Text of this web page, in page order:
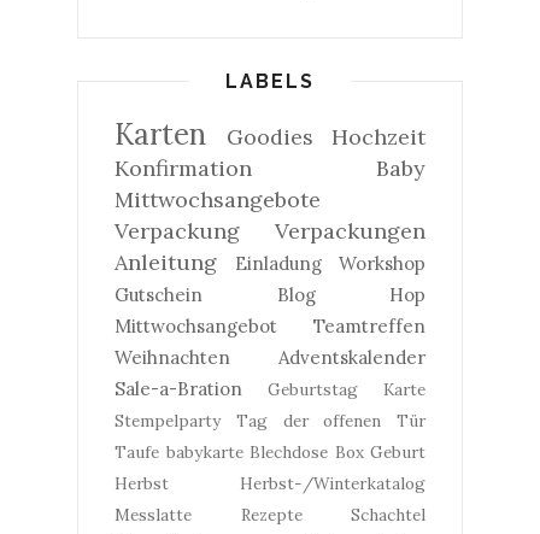
LABELS
Karten Goodies
Hochzeit
Konfirmation
Baby
Mittwochsangebote
Verpackung
Verpackungen
Anleitung
Einladung
Workshop
Gutschein
Blog Hop
Mittwochsangebot
Teamtreffen
Weihnachten
Adventskalender
Sale-a-Bration
Geburtstag
Karte
Stempelparty
Tag der offenen Tür
Taufe babykarte Blechdose Box Geburt
Herbst
Herbst-/Winterkatalog
Messlatte
Rezepte
Schachtel